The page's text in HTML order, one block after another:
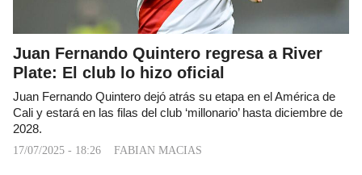
Juan Fernando Quintero regresa a River
Plate: El club lo hizo oficial
Juan Fernando Quintero dejó atrás su etapa en el América de
Cali y estará en las filas del club ‘millonario’ hasta diciembre de
2028.
17/07/2025 - 18:26 FABIAN MACIAS